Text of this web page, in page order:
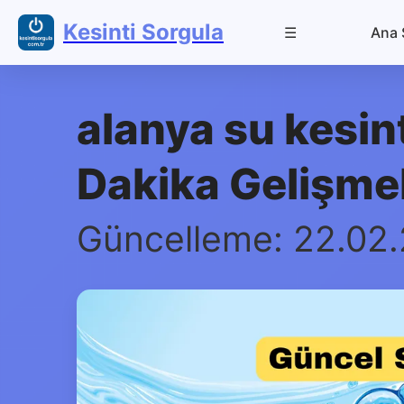
Kesinti Sorgula ☰ Ana
alanya su
Dakika
Güncelleme: